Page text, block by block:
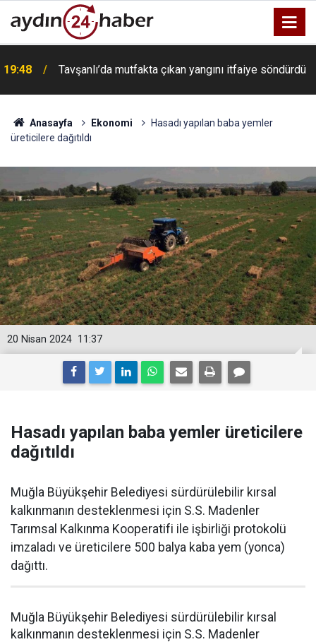
19:48 Tavşanlı’da mutfakta çıkan yangını itfaiye söndürdü
Anasayfa Ekonomi
Hasadı yapılan baba yemler
üreticilere dağıtıldı
11:37
20 Nisan 2024
Hasadı yapılan baba yemler üreticilere
dağıtıldı
Muğla Büyükşehir Belediyesi sürdürülebilir kırsal
kalkınmanın desteklenmesi için S.S. Madenler
Tarımsal Kalkınma Kooperatifi ile işbirliği protokolü
imzaladı ve üreticilere 500 balya kaba yem (yonca)
dağıttı.
Muğla Büyükşehir Belediyesi sürdürülebilir kırsal
kalkınmanın desteklenmesi için S.S. Madenler